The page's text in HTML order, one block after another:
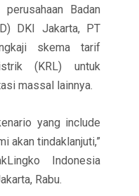
Badan
DKI Jakarta, PT
skema tarif
(KRL) untuk
massal lainnya.
yang include
akan tindaklanjuti,”
Indonesia
Rabu.